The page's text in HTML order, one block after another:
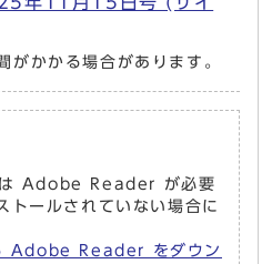
がかかる場合があります。
は Adobe Reader が必要
トールされていない場合に
Adobe Reader をダウン